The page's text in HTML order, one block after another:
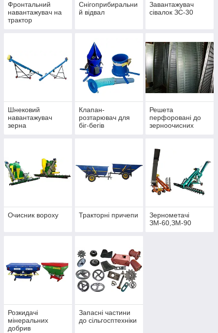
Фронтальний
навантажувач на
трактор
Снігоприбиральни
й відвал
Завантажувач
сівалок ЗС-30
Шнековий
навантажувач
зерна
Клапан-
розтарювач для
біг-бегів
Решета
перфоровані до
зерноочисних
Очисник вороху Тракторні причепи
Зернометачі
ЗМ-60,ЗМ-90
Розкидачі
мінеральних
добрив
Запасні частини
до сільгосптехніки